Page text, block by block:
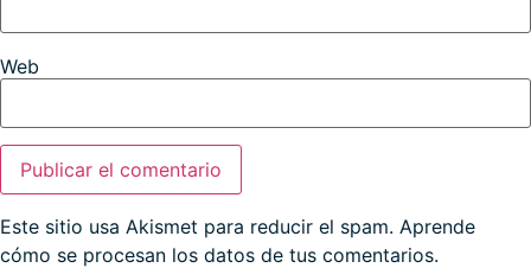
Web
Este sitio usa Akismet para reducir el spam. Aprende
cómo se procesan los datos de tus comentarios.